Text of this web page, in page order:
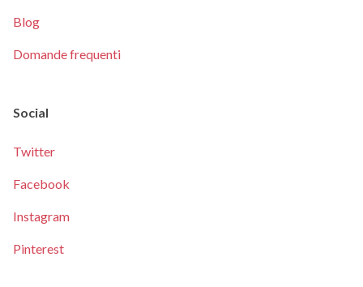
Blog
Domande frequenti
Social
Twitter
Facebook
Instagram
Pinterest